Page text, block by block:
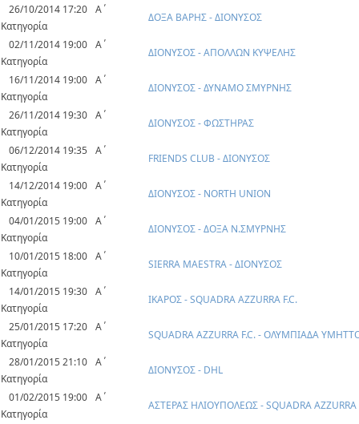
26/10/2014 17:20 Α΄
Κατηγορία
ΔΟΞΑ ΒΑΡΗΣ - ΔΙΟΝΥΣΟΣ
02/11/2014 19:00 Α΄
Κατηγορία
ΔΙΟΝΥΣΟΣ - ΑΠΟΛΛΩΝ ΚΥΨΕΛΗΣ
16/11/2014 19:00 Α΄
Κατηγορία
ΔΙΟΝΥΣΟΣ - ΔΥΝΑΜΟ ΣΜΥΡΝΗΣ
26/11/2014 19:30 Α΄
Κατηγορία
ΔΙΟΝΥΣΟΣ - ΦΩΣΤΗΡΑΣ
06/12/2014 19:35 Α΄
Κατηγορία
FRIENDS CLUB - ΔΙΟΝΥΣΟΣ
14/12/2014 19:00 Α΄
Κατηγορία
ΔΙΟΝΥΣΟΣ - NORTH UNION
04/01/2015 19:00 Α΄
Κατηγορία
ΔΙΟΝΥΣΟΣ - ΔΟΞΑ Ν.ΣΜΥΡΝΗΣ
10/01/2015 18:00 Α΄
Κατηγορία
SIERRA MAESTRA - ΔΙΟΝΥΣΟΣ
14/01/2015 19:30 Α΄
Κατηγορία
ΙΚΑΡΟΣ - SQUADRA AZZURRA F.C.
25/01/2015 17:20 Α΄
Κατηγορία
SQUADRA AZZURRA F.C. - ΟΛΥΜΠΙΑΔΑ
28/01/2015 21:10 Α΄
Κατηγορία
ΔΙΟΝΥΣΟΣ - DHL
01/02/2015 19:00 Α΄
Κατηγορία
ΑΣΤΕΡΑΣ ΗΛΙΟΥΠΟΛΕΩΣ - SQUADRA AZZURRA